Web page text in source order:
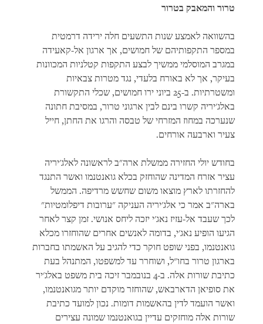
טרור והמאבק בטרור
בהשוואה לאמצע שנות התשעים חלה ירידה דרמטית
במספר התקפותיהם של חמושים, אך ארגון אל-קאעידה
במגרב המוסלמי ממשיך לבצע התקפות קטלניות המכוונות
בעיקר, אך לא באורח בלעדי, נגד מטרות צבאיות
ומשטרתיות. ב-25 ביוני ירו חמושים, שכלי התקשורת
באלג'יריה קשרו בינם לבין ארגוני טרור, במסיבת חתונה
שנערכה במחוז המזרחי של טבסה והרגו את החתן, חייל
צעיר וארבעה אורחים.
בחודש יולי החזירה ממשלת ארה"ב לראשונה לאלג'יריה
עציר אזרח המדינה שהוחזק בכלא גואנטנמו ואשר התנגד
להחזרתו לארץ מוצאו משום שחשש מרדיפה. הממשל
בארה"ב אמר כי אלג'יריה העניקה "ערובות דיפלומטיות"
לכך שעבד אל-עזיז נאג'י יזכה ליחס אנושי. זמן קצר לאחר
הגיעו הופיע נאג'י, בדומה לאנשים אחרים שהוחזרו מכלא
גואנטנמו, בפני שופט חוקר כדי להגיב על האשמתו בחברות
בארגון טרור בחו"ל, ושוחרר עד למשפטו, המתנהל בעת
כתיבת שורות אלה. ב-4 בנובמבר זיכה בית משפט באלג'יר
את סופיאן הדארבאש, שהוחזר מוקדם יותר מגואנטנמו,
ואשר הועמד לדין בהאשמות דומות. נכון למועד כתיבת
שורות אלה מוחזקים עדיין בגואנטנמו שמונה עצירים